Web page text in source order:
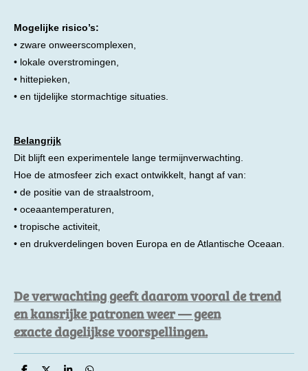
Mogelijke risico’s:
• zware onweerscomplexen,
• lokale overstromingen,
• hittepieken,
• en tijdelijke stormachtige situaties.
Belangrijk
Dit blijft een experimentele lange termijnverwachting.
Hoe de atmosfeer zich exact ontwikkelt, hangt af van:
• de positie van de straalstroom,
• oceaantemperaturen,
• tropische activiteit,
• en drukverdelingen boven Europa en de Atlantische Oceaan.
De verwachting geeft daarom vooral de trend
en kansrijke patronen weer — geen
exacte dagelijkse voorspellingen.